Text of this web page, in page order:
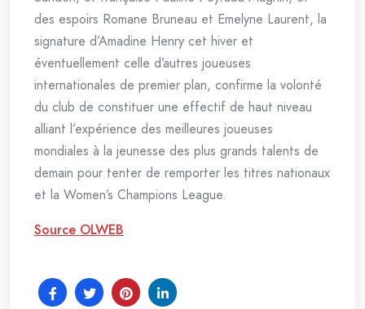
des espoirs Romane Bruneau et Emelyne Laurent, la
signature d’Amadine Henry cet hiver et
éventuellement celle d’autres joueuses
internationales de premier plan, confirme la volonté
du club de constituer une effectif de haut niveau
alliant l’expérience des meilleures joueuses
mondiales à la jeunesse des plus grands talents de
demain pour tenter de remporter les titres nationaux
et la Women’s Champions League.
Source OLWEB